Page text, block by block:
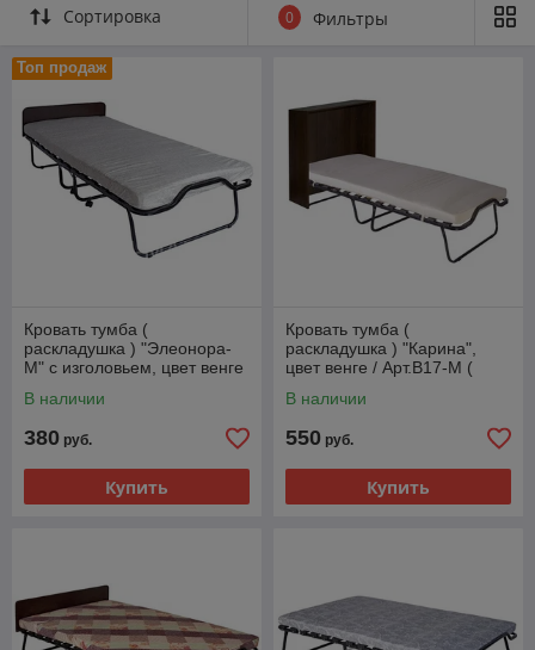
Сортировка 0 Фильтры
Топ продаж
Кровать тумба (
раскладушка ) "Элеонора-
М" с изголовьем, цвет венге
мебель )
В наличии
380 руб.
Купить
Кровать тумба (
раскладушка ) "Карина",
цвет венге / Арт.В17-М (
В наличии
550 руб.
Купить